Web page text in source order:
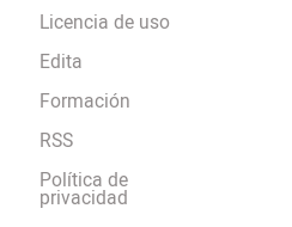
Licencia de uso
Edita
Formación
RSS
Política de
privacidad